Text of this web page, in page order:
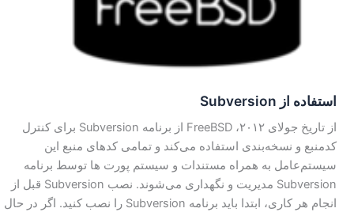
استفاده از Subversion
از تاریخ جولای ۲۰۱۲، FreeBSD از برنامه Subversion برای کنترل
کد‌منبع و نسخه‌بندی استفاده می‌کند و تمامی کد‌های منبع این
سیستم‌عامل به همراه مستندات و سیستم پورت ها توسط برنامه
Subversion مدیریت و نگهداری می‌شوند. نصب Subversion قبل از
انجام هر کاری، ابتدا باید برنامه Subversion را نصب کنید. اگر در حال